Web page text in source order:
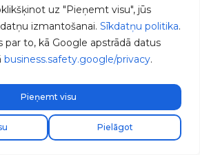
uz "Pieņemt visu", jūs
izmantošanai. Sīkdatņu politika.
par to, kā Google apstrādā datus
business.safety.google/privacy.
Pielāgot
Pieņemt visu
transportlīdzekli,
un piedāvājot uzlabotu
aicinām jūs veikt nākamo
uzticamo uzstādītāju,
iekārtu uzstādītājiem
mobilitāti ar V2C
Atrodi savu uzstādītāju